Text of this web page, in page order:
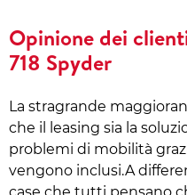
Opinione dei
718 Spyder
La stragrande
che il leasing sia la
problemi di mobilità
vengono inclusi.A
case che tutti pensano